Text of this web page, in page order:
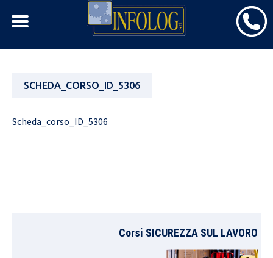
SCHEDA_CORSO_ID_5306
Scheda_corso_ID_5306
Corsi SICUREZZA SUL LAVORO